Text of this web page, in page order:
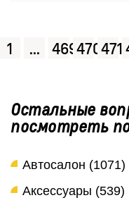
1 ... 469470471
Остальные
посмотреть
Автосалон (1071)
Аксессуары (539)